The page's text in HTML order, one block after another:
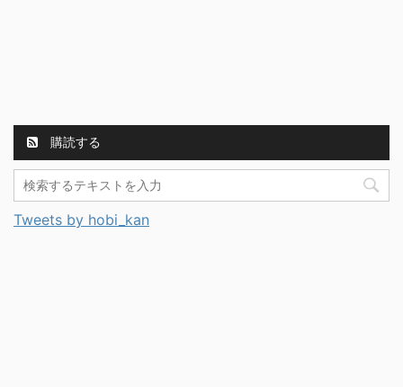
購読する
Tweets by hobi_kan